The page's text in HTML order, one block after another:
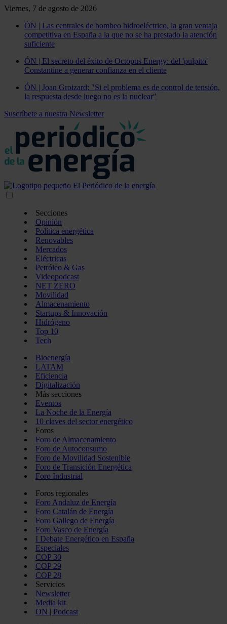
Viernes, 7 de agosto de 2026
ÓN | Las centrales de bombeo hidroeléctrico, la gran ventaja
competitiva en España a la que no se ha prestado la atención
suficiente
ÓN | El secreto del éxito de Octopus Energy: del 'pulpito'
Constantine a generar confianza en el cliente
ÓN | Joan Groizard: "Si el problema es de control de tensión,
la respuesta desde luego no es la nuclear"
Suscríbete a nuestra Newsletter
Secciones
Opinión
Política energética
Renovables
Mercados
Eléctricas
Petróleo & Gas
Videopodcast
NET ZERO
Movilidad
Almacenamiento
Startups & Innovación
Hidrógeno
Top 10
Tech
Bioenergía
LATAM
Eficiencia
Digitalización
Más secciones
Eventos
La Noche de la Energía
10 claves del sector energético
Foros
Foro de Almacenamiento
Foro de Autoconsumo
Foro de Movilidad Sostenible
Foro de Transición Energética
Foro Industrial
Foros regionales
Foro Andaluz de Energía
Foro Catalán de Energía
Foro Gallego de Energía
Foro Vasco de Energía
I Debate Energético en España
Especiales
COP 30
COP 29
COP 28
Servicios
Newsletter
Media kit
ON | Podcast